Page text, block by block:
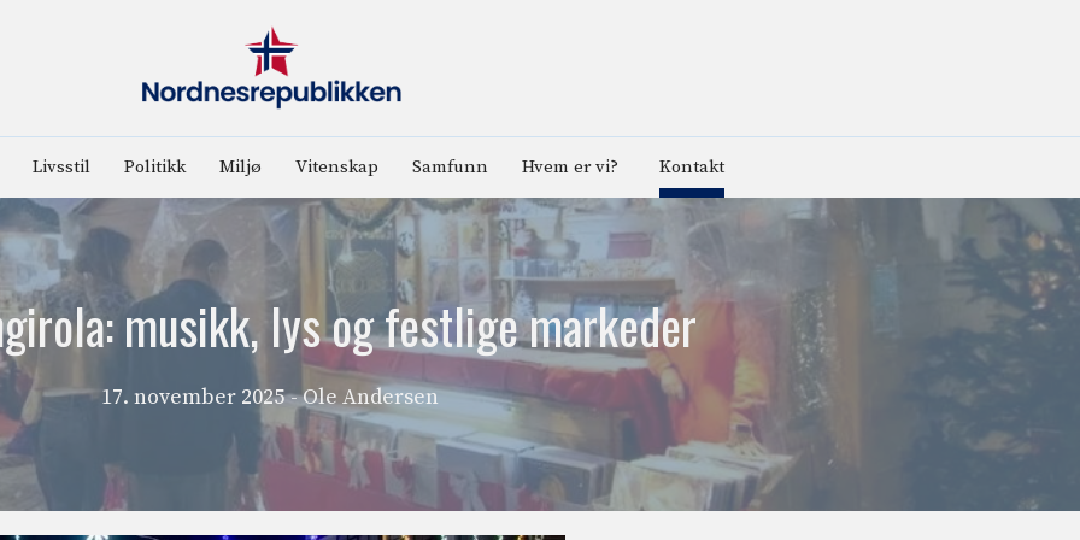
Livsstil Politikk Miljø Vitenskap Samfunn Hvem er vi? Kontakt
musikk, lys og festlige markeder
17. november 2025 - Ole Andersen